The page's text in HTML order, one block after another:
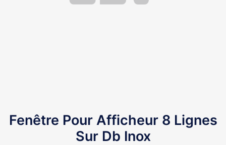
Fenêtre Pour Afficheur 8 Lignes
Sur Db Inox